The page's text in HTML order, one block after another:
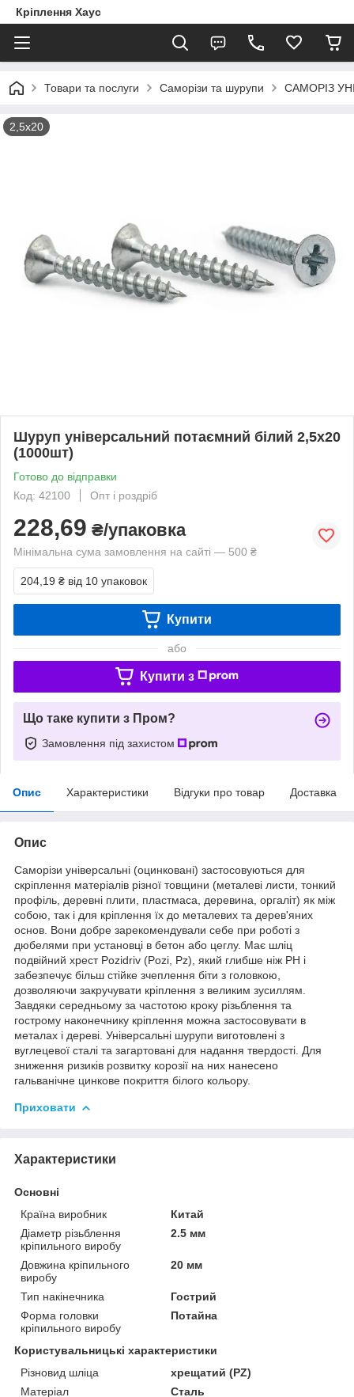
Кріплення Хаус
Товари та послуги Саморізи та шурупи САМОРІЗ
2,5х20
Шуруп універсальний потаємний білий 2,5х20
(1000шт)
Готово до відправки
Код: 42100
Опт і роздріб
228,69 ₴/упаковка
Мінімальна сума замовлення на сайті — 500 ₴
204,19 ₴ від 10 упаковок
Купити
або
Купити з
Що таке купити з Пром?
Замовлення під захистом
Опис Характеристики Відгуки про товар Доставка
Опис
Саморізи універсальні (оцинковані) застосовуються для
скріплення матеріалів різної товщини (металеві листи, тонкий
профіль, деревні плити, пластмаса, деревина, оргаліт) як між
собою, так і для кріплення їх до металевих та дерев'яних
основ. Вони добре зарекомендували себе при роботі з
дюбелями при установці в бетон або цеглу. Має шліц
подвійний хрест Pozidriv (Pozi, Pz), який глибше ніж PH і
забезпечує більш стійке зчеплення біти з головкою,
дозволяючи закручувати кріплення з великим зусиллям.
Завдяки середньому за частотою кроку різьблення та
гострому наконечнику кріплення можна застосовувати в
металах і дереві. Універсальні шурупи виготовлені з
вуглецевої сталі та загартовані для надання твердості. Для
зниження ризиків розвитку корозії на них нанесено
гальванічне цинкове покриття білого кольору.
Приховати
Характеристики
Основні
Країна виробник
Китай
Діаметр різьблення
кріпильного виробу
2.5 мм
Довжина кріпильного
виробу
20 мм
Тип накінечника
Гострий
Форма головки
кріпильного виробу
Потайна
Користувальницькі характеристики
Різновид шліца
хрещатий (PZ)
Матеріал
Сталь